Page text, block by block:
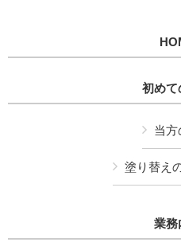
初めて
当方
塗り替え
業務